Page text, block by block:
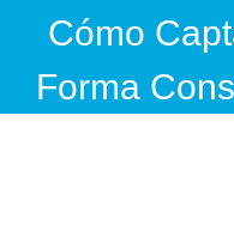
Cómo
Forma